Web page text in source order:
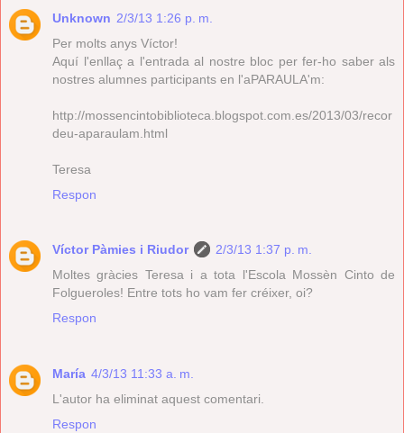
Unknown 2/3/13 1:26 p. m.
Per molts anys Víctor!
Aquí l'enllaç a l'entrada al nostre bloc per fer-ho saber als
nostres alumnes participants en l'aPARAULA'm:
http://mossencintobiblioteca.blogspot.com.es/2013/03/recor
deu-aparaulam.html
Teresa
Respon
Víctor Pàmies i Riudor
2/3/13 1:37 p. m.
Moltes gràcies Teresa i a tota l'Escola Mossèn Cinto de
Folgueroles! Entre tots ho vam fer créixer, oi?
Respon
María 4/3/13 11:33 a. m.
L'autor ha eliminat aquest comentari.
Respon